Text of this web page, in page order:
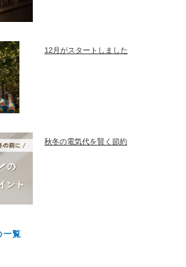
12月がスタートしました
秋冬の電気代を賢く節約
一覧